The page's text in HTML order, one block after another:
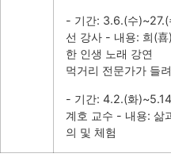
- 기간: 3.6.(수
선 강사 - 내용: 희(
한 인생 노래 강연
먹거리 전문가가 들
- 기간: 4.2.(화
계호 교수 - 내용: 삶
의 및 체험